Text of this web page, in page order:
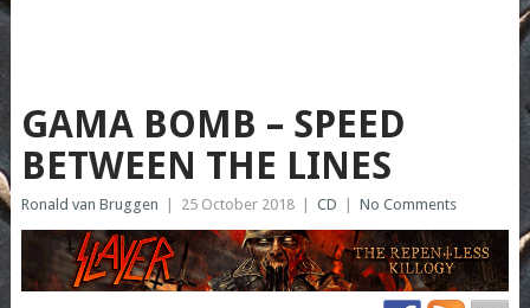
GAMA BOMB – SPEED
BETWEEN THE LINES
Ronald van Bruggen 25 October 2018 CD No Comments